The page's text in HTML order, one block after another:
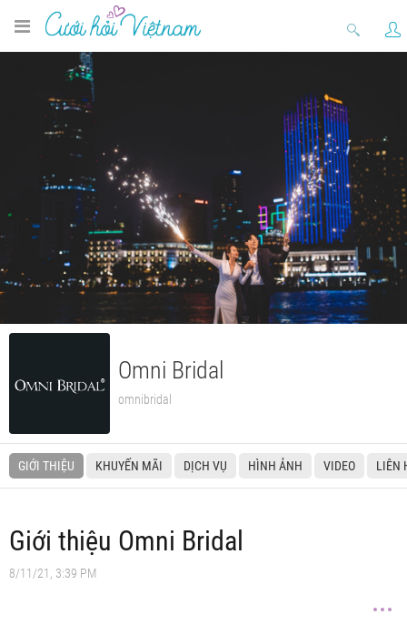
Omni Bridal
omnibridal
GIỚI THIỆU KHUYẾN MÃI DỊCH VỤ HÌNH ẢNH VIDEO LIÊN
Giới thiệu Omni Bridal
8/11/21, 3:39 PM